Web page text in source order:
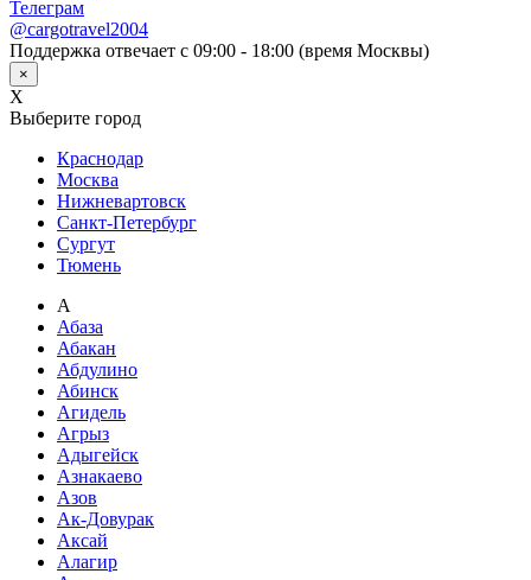
Телеграм
@cargotravel2004
Поддержка отвечает с 09:00 - 18:00 (время Москвы)
×
X
Выберите город
Краснодар
Москва
Нижневартовск
Санкт-Петербург
Сургут
Тюмень
А
Абаза
Абакан
Абдулино
Абинск
Агидель
Агрыз
Адыгейск
Азнакаево
Азов
Ак-Довурак
Аксай
Алагир